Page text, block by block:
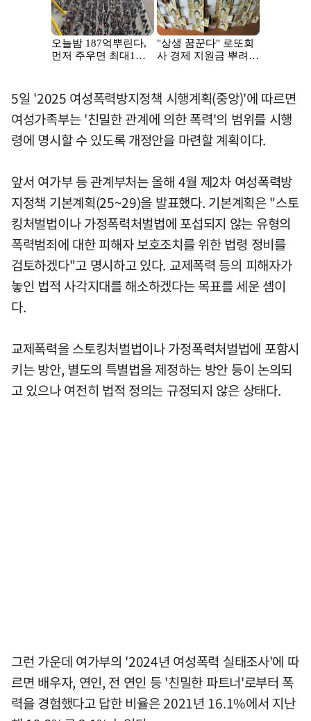
5일 '2025 여성폭력방지정책 시행계획(중앙)'에 따르면
여성가족부는 '친밀한 관계에 의한 폭력'의 범위를 시행
령에 명시할 수 있도록 개정안을 마련할 계획이다.
앞서 여가부 등 관계부처는 올해 4월 제2차 여성폭력방
지정책 기본계획(25~29)을 발표했다. 기본계획은 "스토
킹처벌법이나 가정폭력처벌법에 포섭되지 않는 유형의
폭력범죄에 대한 피해자 보호조치를 위한 법령 정비를
검토하겠다"고 명시하고 있다. 교제폭력 등의 피해자가
놓인 법적 사각지대를 해소하겠다는 목표를 세운 셈이
다.
교제폭력을 스토킹처벌법이나 가정폭력처벌법에 포함시
키는 방안, 별도의 특별법을 제정하는 방안 등이 논의되
고 있으나 여전히 법적 정의는 규정되지 않은 상태다.
그런 가운데 여가부의 '2024년 여성폭력 실태조사'에 따
르면 배우자, 연인, 전 연인 등 '친밀한 파트너'로부터 폭
력을 경험했다고 답한 비율은 2021년 16.1%에서 지난